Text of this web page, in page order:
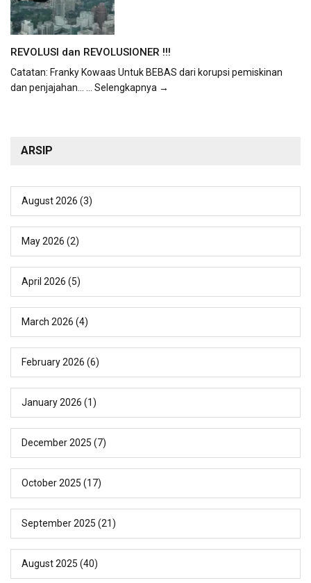
REVOLUSI dan REVOLUSIONER !!!
Catatan: Franky Kowaas Untuk BEBAS dari korupsi pemiskinan
dan penjajahan... ... Selengkapnya →
ARSIP
August 2026 (3)
May 2026 (2)
April 2026 (5)
March 2026 (4)
February 2026 (6)
January 2026 (1)
December 2025 (7)
October 2025 (17)
September 2025 (21)
August 2025 (40)